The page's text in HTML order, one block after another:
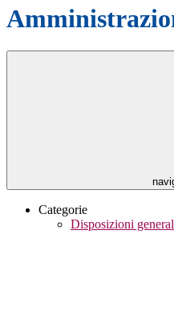
Categorie
Disposizioni